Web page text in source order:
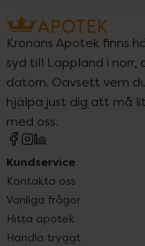
Kronans Apotek finns
syd till Lappland i norr,
datorn. Oavsett vem
hjälpa just dig att må
med oss.
Kundservice
Kontakta oss
Vanliga frågor
Hitta apotek
Handla tryggt